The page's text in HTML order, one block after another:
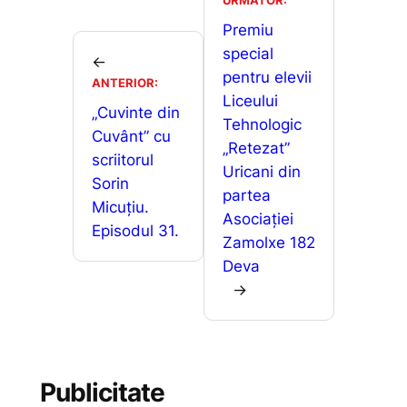
o
k
p
p
er
a
ă
←
ANTERIOR:
„Cuvinte din
Cuvânt” cu
scriitorul
Sorin
Micuțiu.
Episodul 31.
Premiu
special
pentru elevii
Liceului
Tehnologic
„Retezat”
Uricani din
partea
Asociației
Zamolxe 182
Deva
→
Publicitate